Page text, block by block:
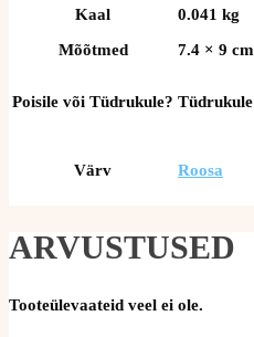
Kaal
0.041 kg
Mõõtmed
7.4 × 9 cm
Poisile või Tüdrukule? Tüdrukule
Värv Roosa
ARVUSTUSED
Tooteülevaateid veel ei ole.